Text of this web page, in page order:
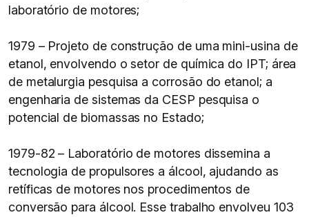
laboratório de motores;
1979 – Projeto de construção de uma mini-usina de
etanol, envolvendo o setor de química do IPT; área
de metalurgia pesquisa a corrosão do etanol; a
engenharia de sistemas da CESP pesquisa o
potencial de biomassas no Estado;
1979-82 – Laboratório de motores dissemina a
tecnologia de propulsores a álcool, ajudando as
retíficas de motores nos procedimentos de
conversão para álcool. Esse trabalho envolveu 103